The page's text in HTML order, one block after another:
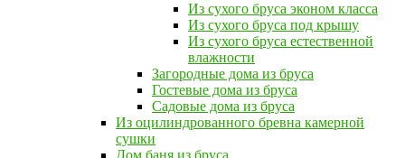
Из сухого бруса эконом класса
Из сухого бруса под крышу
Из сухого бруса естественной
влажности
Загородные дома из бруса
Гостевые дома из бруса
Садовые дома из бруса
Из оцилиндрованного бревна камерной
сушки
Дом баня из бруса